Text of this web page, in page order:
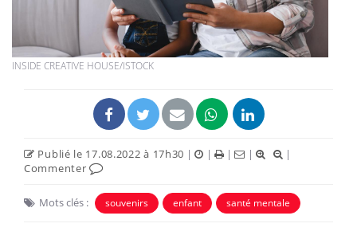
INSIDE CREATIVE HOUSE/ISTOCK
Publié le 17.08.2022 à 17h30 | | | |
|
Commenter
Mots clés : souvenirs enfant santé mentale